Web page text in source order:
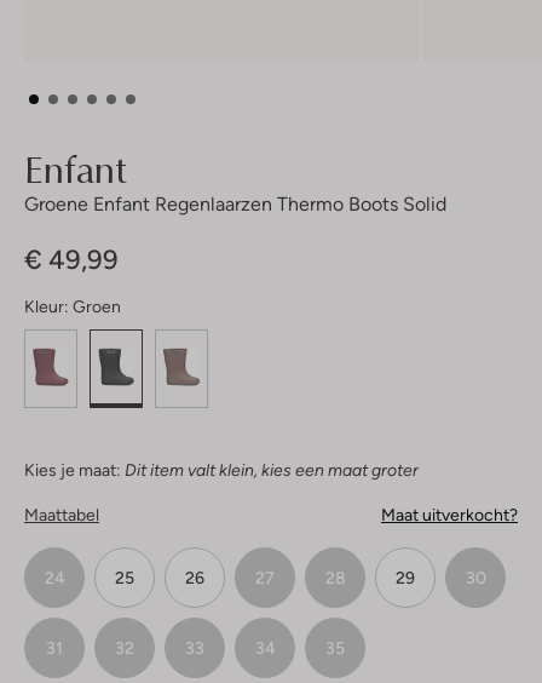
Enfant
Groene Enfant Regenlaarzen Thermo Boots Solid
€ 49,99
Kleur: Groen
Kies je maat: Dit item valt klein, kies een maat groter
Maattabel Maat uitverkocht?
24 25 26 27 28 29 30
31 32 33 34 35